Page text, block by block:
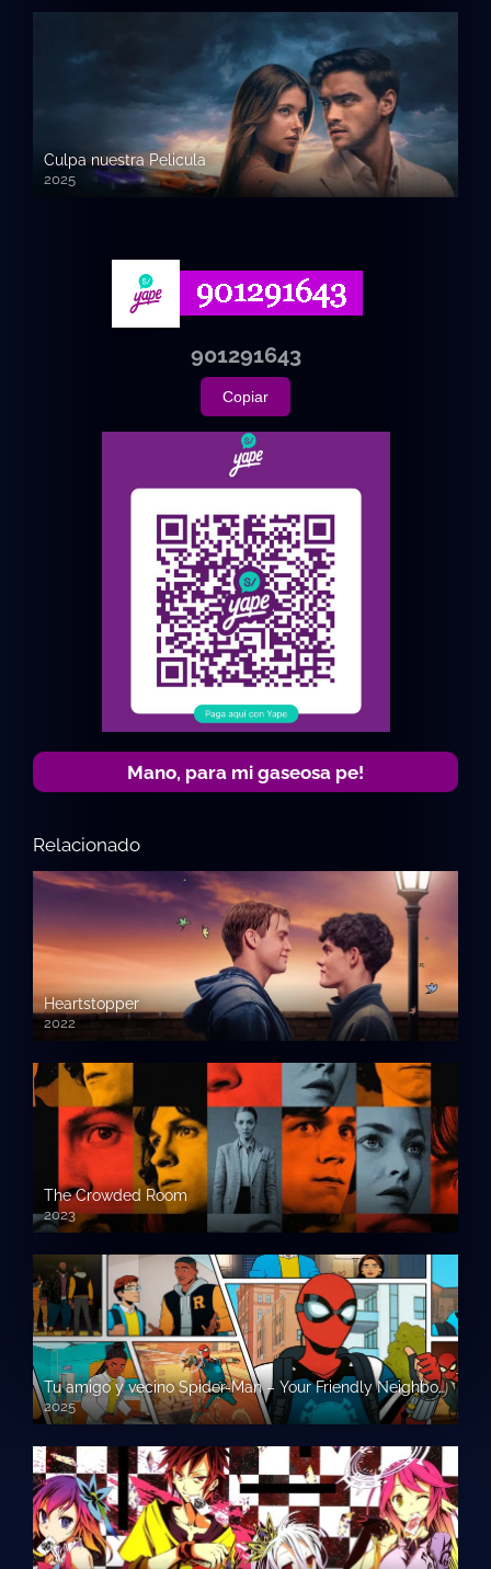
Culpa nuestra Pelicula
2025
720p HD
901291643
Copiar
Mano, para mi gaseosa pe!
Relacionado
Heartstopper
2022
The Crowded Room
2023
Tu amigo y vecino Spider-Man – Your Friendly Neighborhood Spider-Man
2025